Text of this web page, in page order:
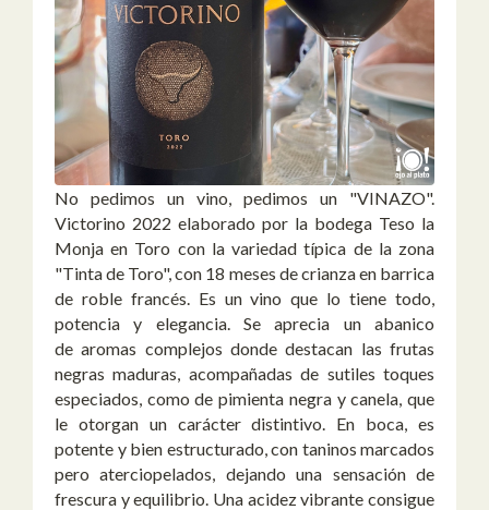
No pedimos un vino, pedimos un "VINAZO".
Victorino 2022 elaborado por la bodega Teso la
Monja en Toro con la variedad típica de la zona
"Tinta de Toro", con 18 meses de crianza en barrica
de roble francés. Es un vino que lo tiene todo,
potencia y elegancia. Se aprecia un abanico
de aromas complejos donde destacan las frutas
negras maduras, acompañadas de sutiles toques
especiados, como de pimienta negra y canela, que
le otorgan un carácter distintivo. En boca, es
potente y bien estructurado, con taninos marcados
pero aterciopelados, dejando una sensación de
frescura y equilibrio. Una acidez vibrante consigue